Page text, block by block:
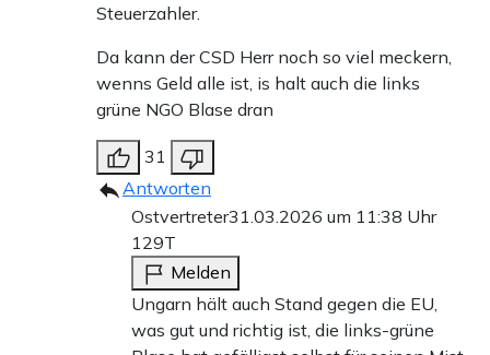
Steuerzahler.
Da kann der CSD Herr noch so viel meckern,
wenns Geld alle ist, is halt auch die links
grüne NGO Blase dran
31
Antworten
Ostvertreter31.03.2026 um 11:38 Uhr
129T
Melden
Ungarn hält auch Stand gegen die EU,
was gut und richtig ist, die links-grüne